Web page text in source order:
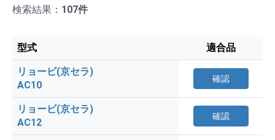
検索結果： 107件
型式 適合品
リョービ(京セラ)
AC10
確認
リョービ(京セラ)
AC12
確認